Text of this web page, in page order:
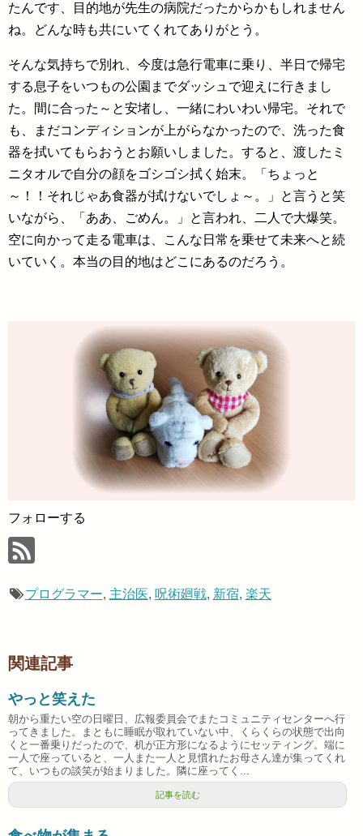
たんです、目的地が先生の病院だったからかもしれません
ね。どんな時も共にいてくれてありがとう。
そんな気持ちで別れ、今度は急行電車に乗り、半日で帰宅
する息子をいつもの公園までダッシュで迎えに行きまし
た。間に合った～と安堵し、一緒にわいわい帰宅。それで
も、まだコンディションが上がらなかったので、洗った食
器を拭いてもらおうとお願いしました。すると、渡したミ
ニタオルで自分の顔をゴシゴシ拭く始末。「ちょっと
～！！それじゃあ食器が拭けないでしょ～。」と言うと笑
いながら、「ああ、ごめん。」と言われ、二人で大爆笑。
空に向かって走る電車は、こんな日常を乗せて未来へと続
いていく。本当の目的地はどこにあるのだろう。
フォローする
プログラマー, 主治医, 呪術廻戦, 新宿, 楽天
関連記事
やっと笑えた
朝から重たい空の日曜日、広報委員会でまたコミュニティセンターへ行
ってきました。まともに睡眠が取れていない中、くらくらの状態で出向
くと一番乗りだったので、机が正方形になるようにセッティング。端に
一人で座っていると、一人また一人と見慣れたお母さん達が集ってくれ
て、いつもの談笑が始まりました。隣に座ってく...
記事を読む